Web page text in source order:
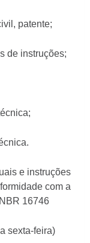
patente;
de instruções;
e instruções
com a
16746
sexta-feira)